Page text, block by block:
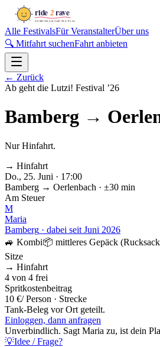
Alle FestivalsFür VeranstalterÜber uns
🔍 Mitfahrt suchenFahrt anbieten
← Zurück
Ab geht die Lutzi! Festival ’26
Bamberg →
Nur Hinfahrt.
→ Hinfahrt
Do., 25. Juni · 17:00
Bamberg → Oerlenbach · ±30 min
Am Steuer
M
Maria
Bamberg · dabei seit Juni 2026
🚙 Kombi📦 mittleres Gepäck
Sitze
→ Hinfahrt
4 von 4 frei
Spritkostenbeitrag
10 €/ Person · Strecke
Tank-Beleg vor Ort geteilt.
Einloggen, dann anfragen
Unverbindlich. Sagt Maria zu, ist dein
💡Idee / Frage?